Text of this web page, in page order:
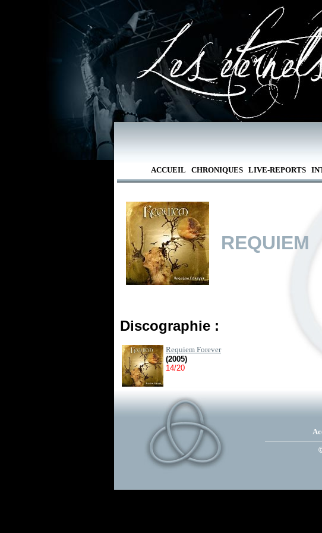
ACCUEIL CHRONIQUES LIVE-REPORTS
REQUIEM
Discographie :
Requiem Forever
(2005)
14/20